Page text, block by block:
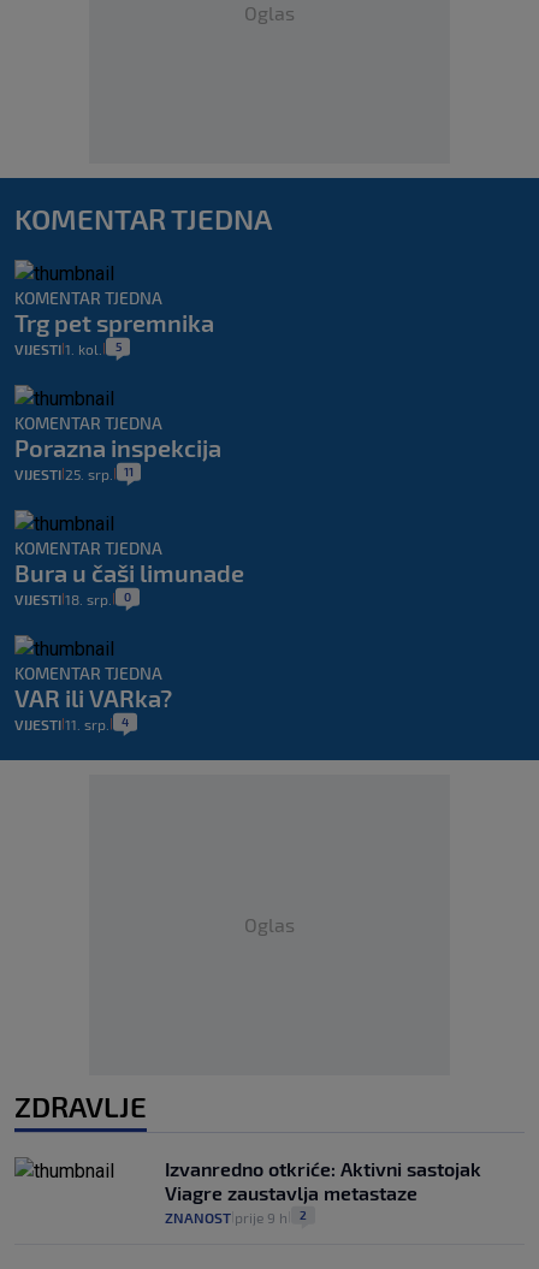
Oglas
KOMENTAR TJEDNA
KOMENTAR TJEDNA
Trg pet spremnika
VIJESTI 1. kol. 5
KOMENTAR TJEDNA
Porazna inspekcija
VIJESTI 25. srp. 11
KOMENTAR TJEDNA
Bura u čaši limunade
VIJESTI 18. srp. 0
KOMENTAR TJEDNA
VAR ili VARka?
VIJESTI 11. srp. 4
Oglas
ZDRAVLJE
Izvanredno otkriće: Aktivni sastojak
Viagre zaustavlja metastaze
ZNANOST prije 9 h 2